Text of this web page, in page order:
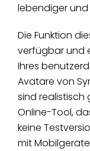
lebendiger
Die Funktion
verfügbar und
Ihres
Avatare von
sind realistisch
Online-Tool,
keine
mit